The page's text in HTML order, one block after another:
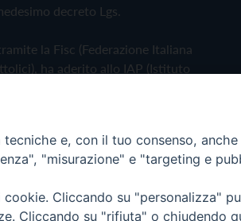
decreto Lgs.
la Fisc (Federazione Italiana
ha aderito allo IAP (Istituto
Cookie Policye, con il tuo consenso,
"misurazione" e "targeting e
Cliccando su "personalizza"
Cliccando su "rifiuta" o chiudendo